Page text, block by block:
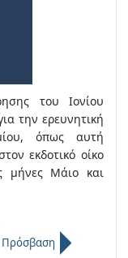
του Ιονίου
την ερευνητική
όπως αυτή
εκδοτικό οίκο
μήνες Μάιο και
Πρόσβαση